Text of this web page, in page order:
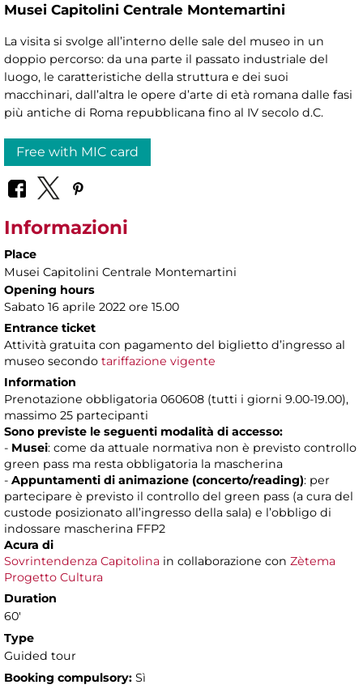
Musei Capitolini Centrale Montemartini
La visita si svolge all’interno delle sale del museo in un
doppio percorso: da una parte il passato industriale del
luogo, le caratteristiche della struttura e dei suoi
macchinari, dall’altra le opere d’arte di età romana dalle fasi
più antiche di Roma repubblicana fino al IV secolo d.C.
Free with MIC card
Informazioni
Place
Musei Capitolini Centrale Montemartini
Opening hours
Sabato 16 aprile 2022 ore 15.00
Entrance ticket
Attività gratuita con pagamento del biglietto d’ingresso al
museo secondo tariffazione vigente
Information
Prenotazione obbligatoria 060608 (tutti i giorni 9.00-19.00),
massimo 25 partecipanti
Sono previste le seguenti modalità di accesso:
- Musei: come da attuale normativa non è previsto controllo
green pass ma resta obbligatoria la mascherina
- Appuntamenti di animazione (concerto/reading): per
partecipare è previsto il controllo del green pass (a cura del
custode posizionato all’ingresso della sala) e l’obbligo di
indossare mascherina FFP2
Acura di
Sovrintendenza Capitolina in collaborazione con Zètema
Progetto Cultura
Duration
60'
Type
Guided tour
Booking compulsory: Sì